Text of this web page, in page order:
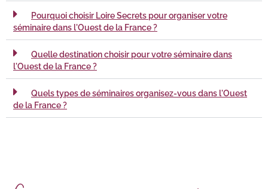
Pourquoi choisir Loire Secrets pour organiser votre
séminaire dans l'Ouest de la France ?
Quelle destination choisir pour votre séminaire dans
l'Ouest de la France ?
Quels types de séminaires organisez-vous dans l'Ouest
de la France ?